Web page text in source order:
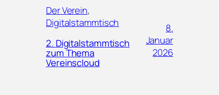
Der Verein
Digitalstammtisch
2. Digitalstammtisch
zum Thema
Vereinscloud
8.
Januar
2026